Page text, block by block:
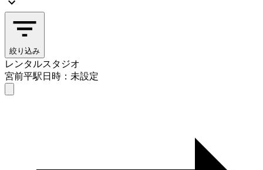
絞り込み
レンタルスタジオ
宮前平駅日時：未設定